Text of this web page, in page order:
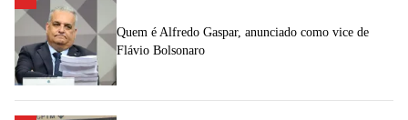
Quem é Alfredo Gaspar, anunciado como vice de
Flávio Bolsonaro